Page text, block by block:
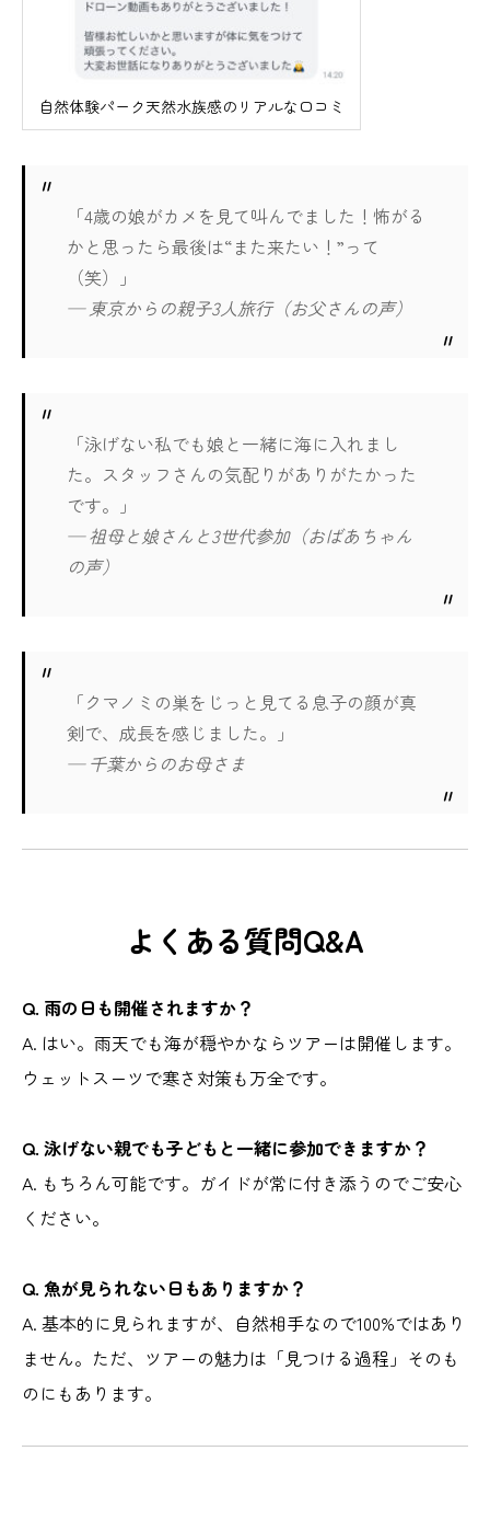
自然体験パーク天然水族感のリアルな口コミ
「4歳の娘がカメを見て叫んでました！怖がる
かと思ったら最後は“また来たい！”って
（笑）」
— 東京からの親子3人旅行（お父さんの声）
「泳げない私でも娘と一緒に海に入れまし
た。スタッフさんの気配りがありがたかった
です。」
— 祖母と娘さんと3世代参加（おばあちゃん
の声）
「クマノミの巣をじっと見てる息子の顔が真
剣で、成長を感じました。」
— 千葉からのお母さま
よくある質問Q&A
Q. 雨の日も開催されますか？
A. はい。雨天でも海が穏やかならツアーは開催します。
ウェットスーツで寒さ対策も万全です。
Q. 泳げない親でも子どもと一緒に参加できますか？
A. もちろん可能です。ガイドが常に付き添うのでご安心
ください。
Q. 魚が見られない日もありますか？
A. 基本的に見られますが、自然相手なので100%ではあり
ません。ただ、ツアーの魅力は「見つける過程」そのも
のにもあります。